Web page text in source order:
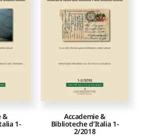
&
1-
Accademie &
Biblioteche d’Italia 1-
2/2018